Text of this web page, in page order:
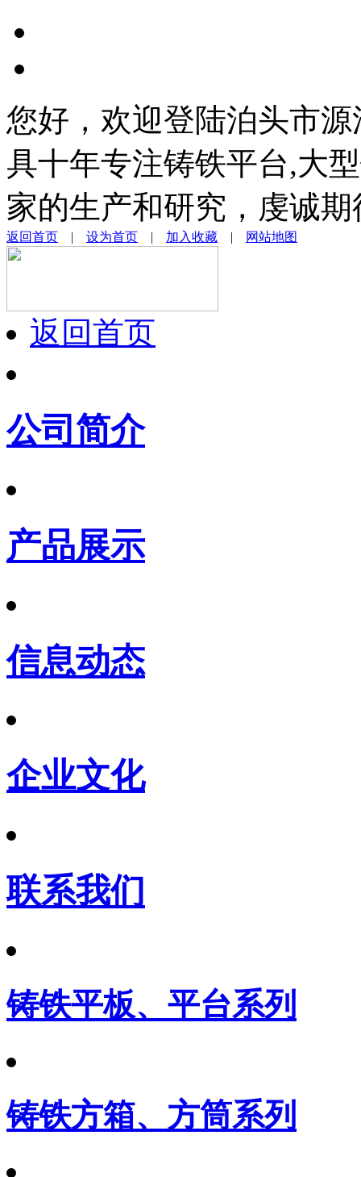
您好，欢迎登陆泊头市
具十年专注铸铁平台,大
家的生产和研究，虔诚
返回首页 | 设为首页 | 加入收藏 | 网站地图
返回首页
公司简介
产品展示
信息动态
企业文化
联系我们
铸铁平板、平台系列
铸铁方箱、方筒系列